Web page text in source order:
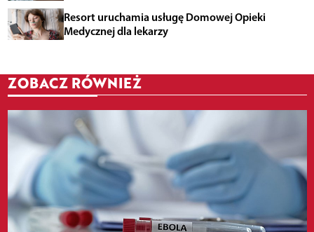
Resort uruchamia usługę Domowej Opieki
Medycznej dla lekarzy
ZOBACZ RÓWNIEŻ